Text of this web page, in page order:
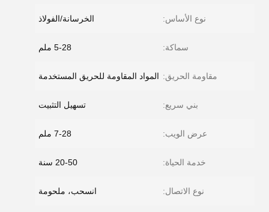
نوع الأساس: الخرسانة/الفولاذ
سماكة: 5-28 ملم
مقاومة الحريق: المواد المقاومة للحريق المستخدمة
بني سريع: تسهيل التثبيت
عرض الويب: 7-28 ملم
خدمة الحياة: 20-50 سنة
نوع الاتصال: انسحب، ملحومة